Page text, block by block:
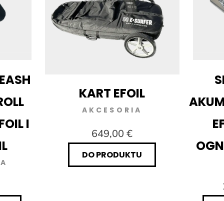
I
KART EFOIL
AKCESORIA
649,00 €
DO PRODUKTU